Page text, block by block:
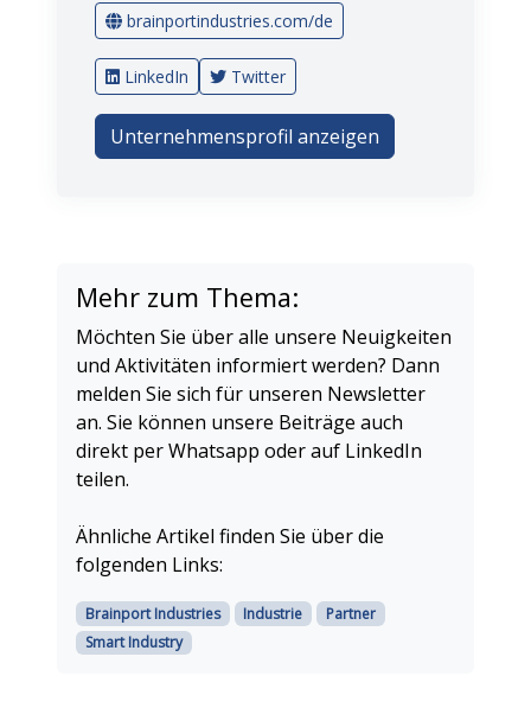
brainportindustries.com/de
LinkedIn Twitter
Unternehmensprofil anzeigen
Mehr zum Thema:
Möchten Sie über alle unsere Neuigkeiten
und Aktivitäten informiert werden? Dann
melden Sie sich für unseren Newsletter
an. Sie können unsere Beiträge auch
direkt per Whatsapp oder auf LinkedIn
teilen.
Ähnliche Artikel finden Sie über die
folgenden Links:
Brainport Industries Industrie
Partner
Smart Industry